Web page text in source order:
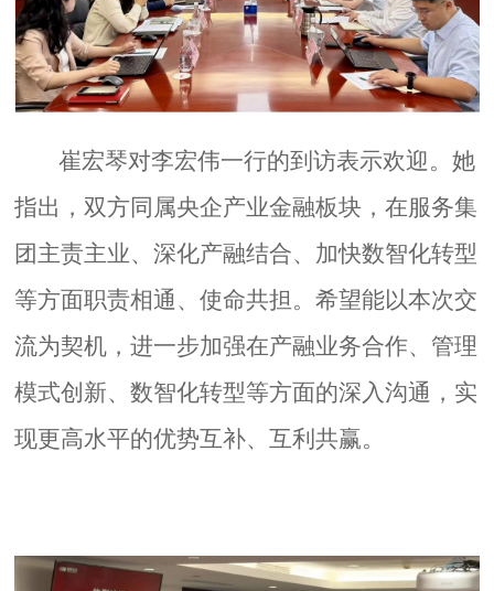
崔宏琴对李宏伟一行的到访表示欢迎。她
指出，双方同属央企产业金融板块，在服务集
团主责主业、深化产融结合、加快数智化转型
等方面职责相通、使命共担。希望能以本次交
流为契机，进一步加强在产融业务合作、管理
模式创新、数智化转型等方面的深入沟通，实
现更高水平的优势互补、互利共赢。